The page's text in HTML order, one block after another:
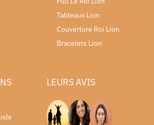
Tableaux Lion
Couverture Roi Lion
Bracelets Lion
LEURS AVIS